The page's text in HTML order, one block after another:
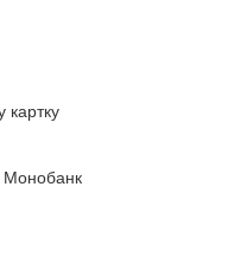
картку